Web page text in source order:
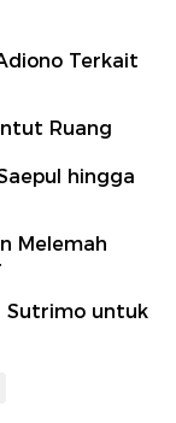
Terkait
Ruang
hingga
Melemah
Sutrimo untuk